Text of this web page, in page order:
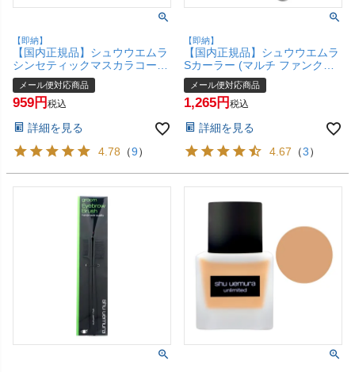
【即納】
【国内正規品】シュウウエムラ
シンセティックマスカラコーン
【マスカラブラシ】【メール便
対応商品】【SBT】 shu
uemura (6008573)
メール便対応商品
959 税込
詳細を見る
4.78 （9）
【即納】
【国内正規品】シュウウエムラ
Sカーラー (マルチ ファンクシ
ョナル アイラッシュカーラー)
【ビューラー ツール】【メール
便対応商品】【SBT】 shu
メール便対応商品
1,265 税込
詳細を見る
4.67 （3）